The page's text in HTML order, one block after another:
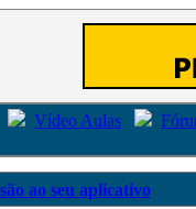
Vídeo Aulas
ao seu aplicativo